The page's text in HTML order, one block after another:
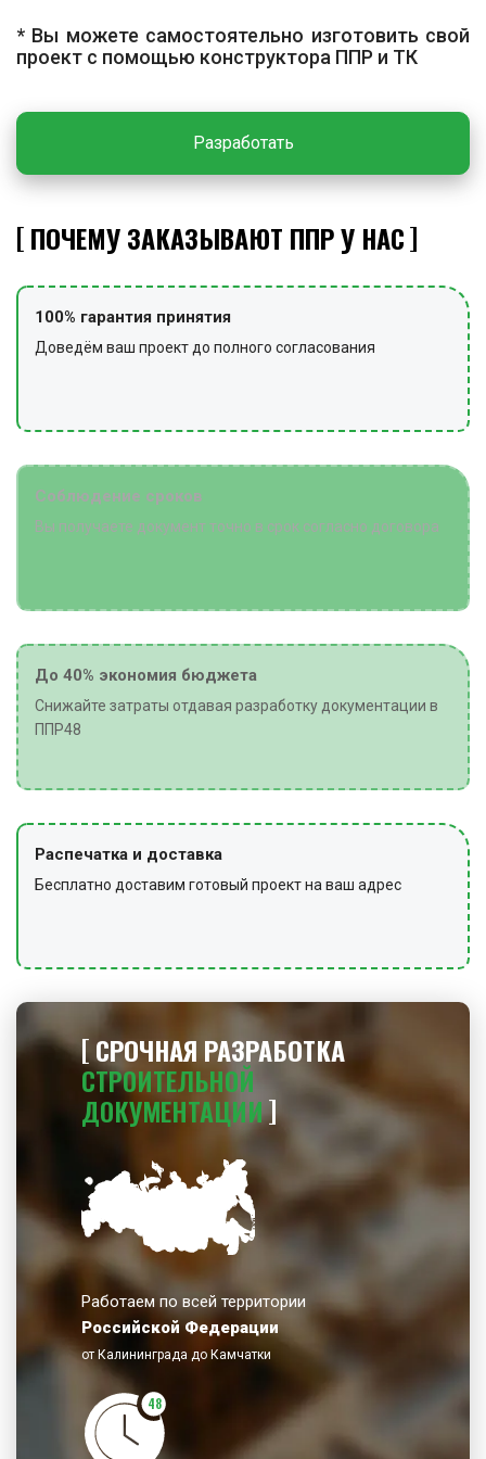
сдают в отведённое для его хранения место.
Снимают сигнальное ограждение и
* Вы можете самостоятельно изготовить свой
проект с помощью конструктора ППР и ТК
Разработать
ПОЧЕМУ ЗАКАЗЫВАЮТ ППР У НАС
100% гарантия принятия
Доведём ваш проект до полного согласования
Соблюдение сроков
Вы получаете документ точно в срок согласно договора
До 40% экономия бюджета
Снижайте затраты отдавая разработку документации в
ППР48
Распечатка и доставка
Бесплатно доставим готовый проект на ваш адрес
СРОЧНАЯ РАЗРАБОТКА
СТРОИТЕЛЬНОЙ
ДОКУМЕНТАЦИИ
Работаем по всей территории
Российской Федерации
от Калининграда до Камчатки
48